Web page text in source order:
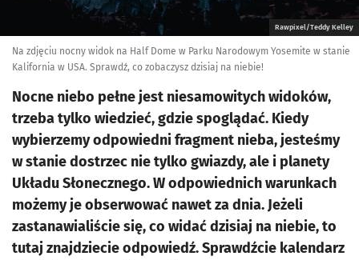
Rawpixel/Teddy Kelley
Na zdjęciu nocny widok na Half Dome w Parku Narodowym Yosemite w stanie
Kalifornia w USA. Sprawdź, co zobaczysz dzisiaj na niebie!
Nocne niebo pełne jest niesamowitych widoków,
trzeba tylko wiedzieć, gdzie spoglądać. Kiedy
wybierzemy odpowiedni fragment nieba, jesteśmy
w stanie dostrzec nie tylko gwiazdy, ale i planety
Układu Słonecznego. W odpowiednich warunkach
możemy je obserwować nawet za dnia. Jeżeli
zastanawialiście się, co widać dzisiaj na niebie, to
tutaj znajdziecie odpowiedź. Sprawdźcie kalendarz